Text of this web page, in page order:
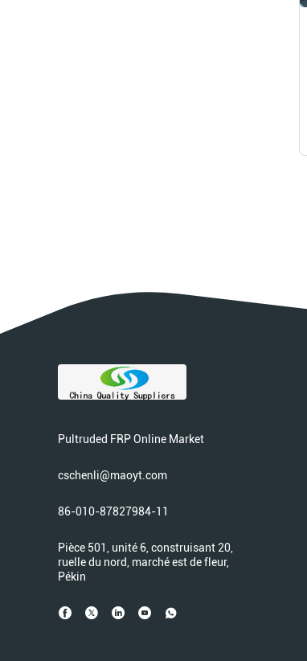
Pultruded FRP Online Market
cschenli@maoyt.com
86-010-87827984-11
Pièce 501, unité 6, construisant 20,
ruelle du nord, marché est de fleur,
Pékin